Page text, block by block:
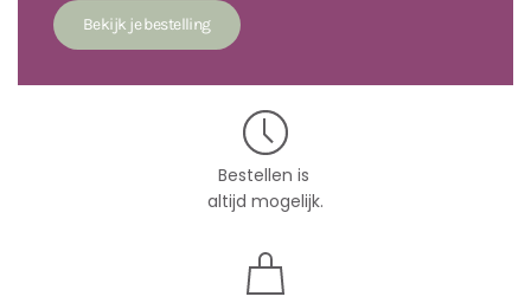
Bestellen is
altijd mogelijk.